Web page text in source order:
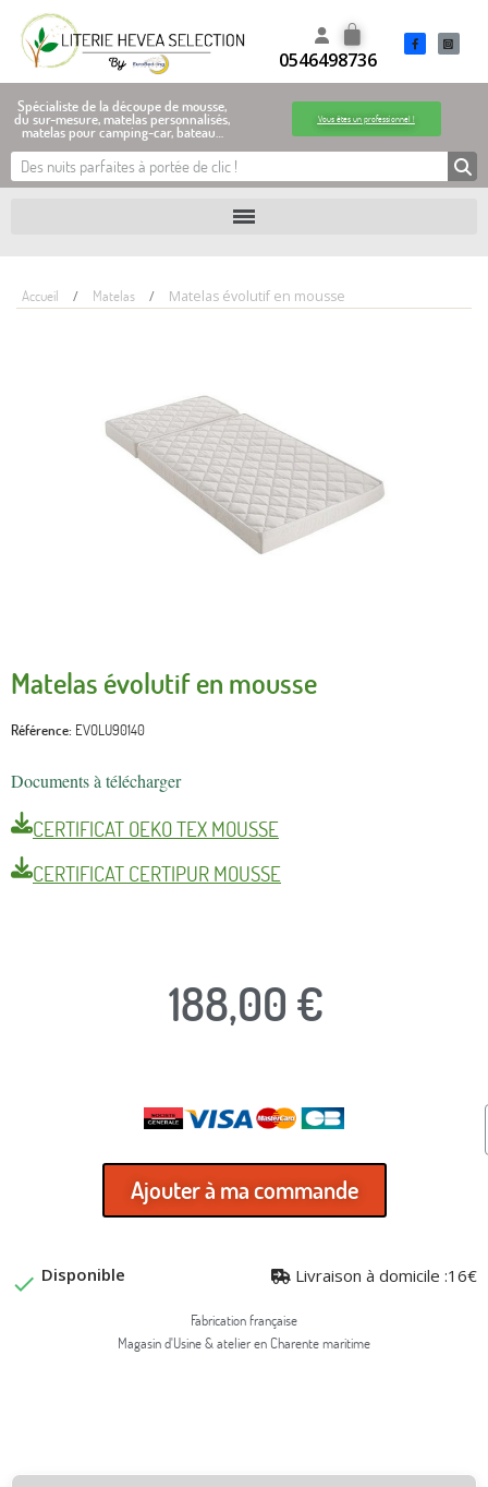
0546498736
Spécialiste de la découpe de mousse,
du sur-mesure, matelas personnalisés,
matelas pour camping-car, bateau…
Vous êtes un professionnel !
Accueil Matelas Matelas évolutif en mousse
Matelas évolutif en mousse
Référence EVOLU90140
Documents à télécharger
CERTIFICAT OEKO TEX MOUSSE
CERTIFICAT CERTIPUR MOUSSE
188,00 €
Ajouter à ma commande
 Disponible Livraison à domicile :16€
Fabrication française
Magasin d'Usine & atelier en Charente maritime